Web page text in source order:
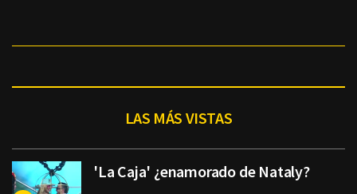
LAS MÁS VISTAS
'La Caja' ¿enamorado de Nataly?